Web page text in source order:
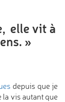
elle vit à
»
depuis que je
la vis autant que